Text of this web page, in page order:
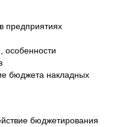
предприятиях
особенности
бюджета накладных
бюджетирования